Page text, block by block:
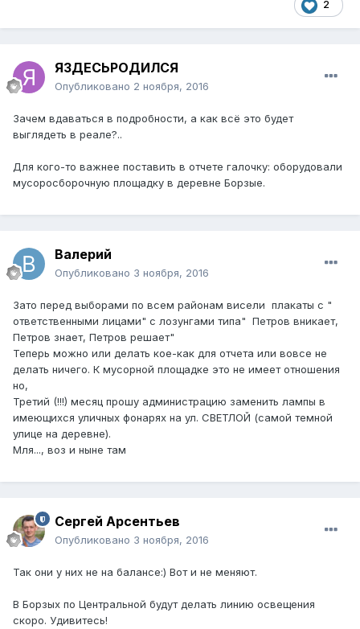
2
ЯЗДЕСЬРОДИЛСЯ
Опубликовано 2 ноября, 2016
Зачем вдаваться в подробности, а как всё это будет
выглядеть в реале?..
Для кого-то важнее поставить в отчете галочку: оборудовали
мусоросборочную площадку в деревне Борзые.
Валерий
Опубликовано 3 ноября, 2016
Зато перед выборами по всем районам висели плакаты с "
ответственными лицами" с лозунгами типа" Петров вникает,
Петров знает, Петров решает"
Теперь можно или делать кое-как для отчета или вовсе не
делать ничего. К мусорной площадке это не имеет отношения
но,
Третий (!!!) месяц прошу администрацию заменить лампы в
имеющихся уличных фонарях на ул. СВЕТЛОЙ (самой темной
улице на деревне).
Мля..., воз и ныне там
Сергей Арсентьев
Опубликовано 3 ноября, 2016
Так они у них не на балансе:) Вот и не меняют.
В Борзых по Центральной будут делать линию освещения
скоро. Удивитесь!